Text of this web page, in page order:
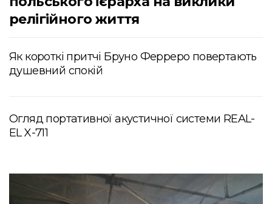
релігійного життя
Як короткі притчі Бруно Ферреро повертають
душевний спокій
Огляд портативної акустичної системи REAL-
EL X-711